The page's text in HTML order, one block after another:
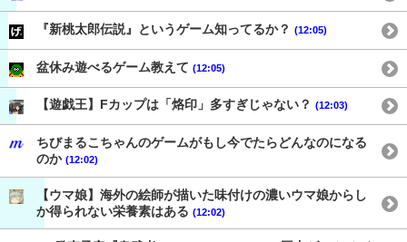
『新桃太郎伝説』というゲーム知ってるか？ (12:05)
盆休み遊べるゲーム教えて (12:05)
【遊戯王】Fカップは「烙印」多すぎじゃない？ (12:03)
ちびまるこちゃんのゲームがもし今でたらどんなのになる
のか (12:02)
【ウマ娘】海外の絵師が描いた味付けの濃いウマ娘からし
か得られない栄養素はある (12:02)